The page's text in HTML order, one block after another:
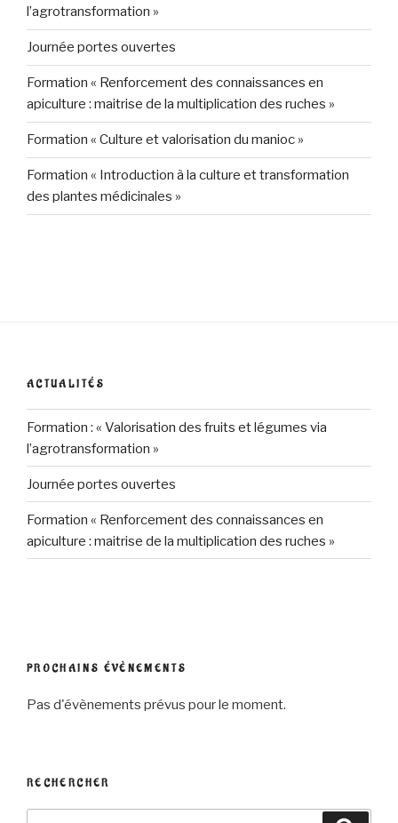
l’agrotransformation »
Journée portes ouvertes
Formation « Renforcement des connaissances en
apiculture : maitrise de la multiplication des ruches »
Formation « Culture et valorisation du manioc »
Formation « Introduction à la culture et transformation
des plantes médicinales »
ACTUALITÉS
Formation : « Valorisation des fruits et légumes via
l’agrotransformation »
Journée portes ouvertes
Formation « Renforcement des connaissances en
apiculture : maitrise de la multiplication des ruches »
PROCHAINS ÉVÈNEMENTS
Pas d'évènements prévus pour le moment.
RECHERCHER